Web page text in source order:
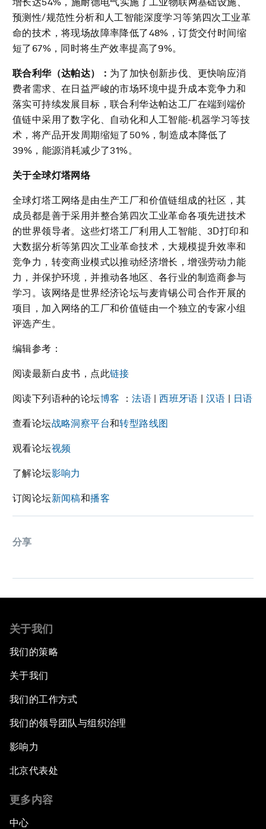
预测性/规范性分析和人工智能深度学习等第四次工业革
命的技术，将现场故障率降低了48%，订货交付时间缩
短了67%，同时将生产效率提高了9%。
联合利华（达帕达）： 为了加快创新步伐、更快响应消
费者需求、在日益严峻的市场环境中提升成本竞争力和
落实可持续发展目标，联合利华达帕达工厂在端到端价
值链中采用了数字化、自动化和人工智能-机器学习等技
术，将产品开发周期缩短了50%，制造成本降低了
39%，能源消耗减少了31%。
关于全球灯塔网络
全球灯塔工网络是由生产工厂和价值链组成的社区，其
成员都是善于采用并整合第四次工业革命各项先进技术
的世界领导者。这些灯塔工厂利用人工智能、3D打印和
大数据分析等第四次工业革命技术，大规模提升效率和
竞争力，转变商业模式以推动经济增长，增强劳动力能
力，并保护环境，并推动各地区、各行业的制造商参与
学习。该网络是世界经济论坛与麦肯锡公司合作开展的
项目，加入网络的工厂和价值链由一个独立的专家小组
评选产生。
编辑参考：
阅读最新白皮书，点此链接
阅读下列语种的论坛博客 ：法语 |西班牙语 |汉语 | 日语
查看论坛战略洞察平台和转型路线图
观看论坛视频
了解论坛影响力
订阅论坛新闻稿和播客
分享
关于我们
我们的策略
关于我们
我们的工作方式
我们的领导团队与组织治理
影响力
北京代表处
更多内容
中心